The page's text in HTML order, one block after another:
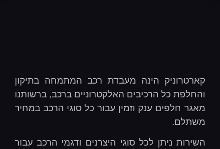
קארטרוניק הינה מעבדת רכב המתמחה בתיקון
והחלפת כל הרכיבים האלקטרוניים ברכב, ברשותנו
מאגר חלפים ענק וזמין עבור כל סוגי הרכב במחיר
משתלם.
השירות ניתן לכל סוגי היצרנים ודגמי הרכב עבור